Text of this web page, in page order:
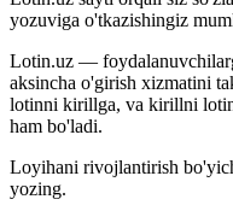
yozuviga o'tkazishingiz
Lotin.uz —
aksincha o'girish xizmatini
lotinni kirillga, va kirillni
ham bo'ladi.
Loyihani rivojlantirish
yozing.